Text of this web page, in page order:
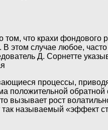
что крахи фондового
этом случае любое,
Д. Сорнетте
процессы,
положительной обратной
вызывает рост
так называемый «эффект